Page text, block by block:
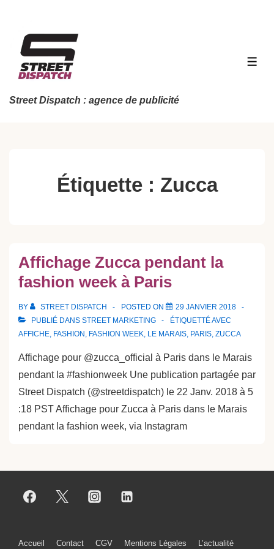
contenu
principal
Street Dispatch : agence de publicité
Étiquette : Zucca
Affichage Zucca pendant la
fashion week à Paris
BY STREET DISPATCH POSTED ON
29 JANVIER 2018
PUBLIÉ DANS STREET MARKETING
ÉTIQUETTÉ AVEC
AFFICHE, FASHION , FASHION WEEK, LE MARAIS, PARIS, ZUCCA
Affichage pour @zucca_official à Paris dans le Marais
pendant la #fashionweek Une publication partagée par
Street Dispatch (@streetdispatch) le 22 Janv. 2018 à 5
:18 PST Affichage pour Zucca à Paris dans le Marais
pendant la fashion week, via Instagram
Accueil Contact CGV Mentions Légales L’actualité